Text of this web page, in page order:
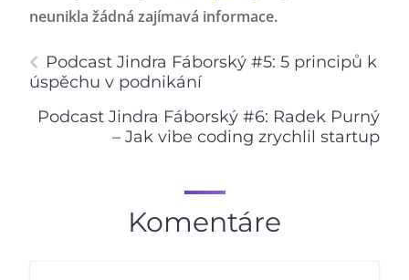
neunikla žádná zajímavá informace.
Podcast Jindra Fáborský #5: 5 principů k
úspěchu v podnikání
Podcast Jindra Fáborský #6: Radek Purný
– Jak vibe coding zrychlil startup
Komentáre